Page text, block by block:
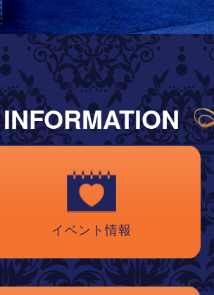
INFORMATION
イベント情報